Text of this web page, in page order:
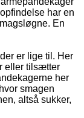
har en
En
er lige til. Her
eller tilsætter
her
smagen
altså sukker,